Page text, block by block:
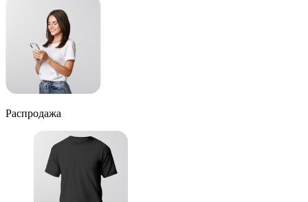
Распродажа